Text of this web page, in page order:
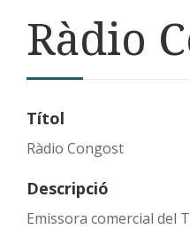
Ràdio
Títol
Ràdio Congost
Descripció
Emissora comercial del